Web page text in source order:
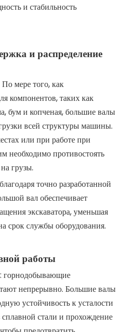
и стабильность
и распределение
мере того, как
компонентов, таких как
бум и копченая, большие валы
всей структуры машины.
или при работе при
необходимо противостоять
грузы.
точно разработанной
вал обеспечивает
экскаватора, уменьшая
срок службы оборудования.
работы
горнодобывающие
непрерывно. Большие валы
устойчивость к усталости
стали и прохождение